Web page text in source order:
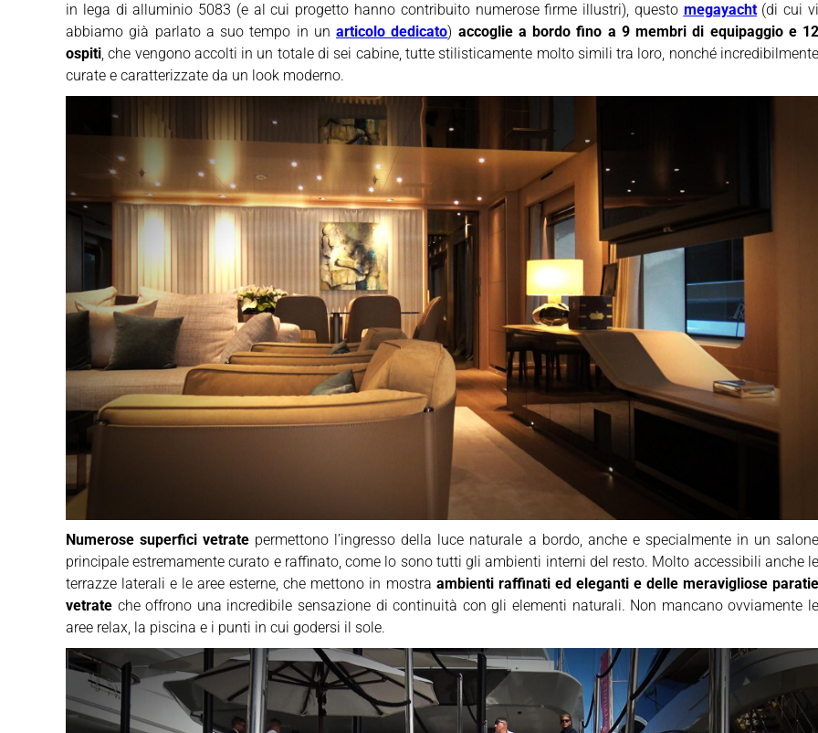
in lega di alluminio 5083 (e al cui progetto hanno contribuito numerose firme illustri), questo megayacht(di cui
abbiamo già parlato a suo tempo in un articolo dedicato) accoglie a bordo fino a 9 membri di equipaggio e 12
ospiti, che vengono accolti in un totale di sei cabine, tutte stilisticamente molto simili tra loro, nonché incredibilmente
curate e caratterizzate da un look moderno.
Numerose superfici vetrate permettono l’ingresso della luce naturale a bordo, anche e specialmente in un
principale estremamente curato e raffinato, come lo sono tutti gli ambienti interni del resto. Molto accessibili anche le
terrazze laterali e le aree esterne, che mettono in mostra ambienti raffinati ed eleganti e delle meravigliose
vetrate che offrono una incredibile sensazione di continuità con gli elementi naturali. Non mancano ovviamente le
aree relax, la piscina e i punti in cui godersi il sole.